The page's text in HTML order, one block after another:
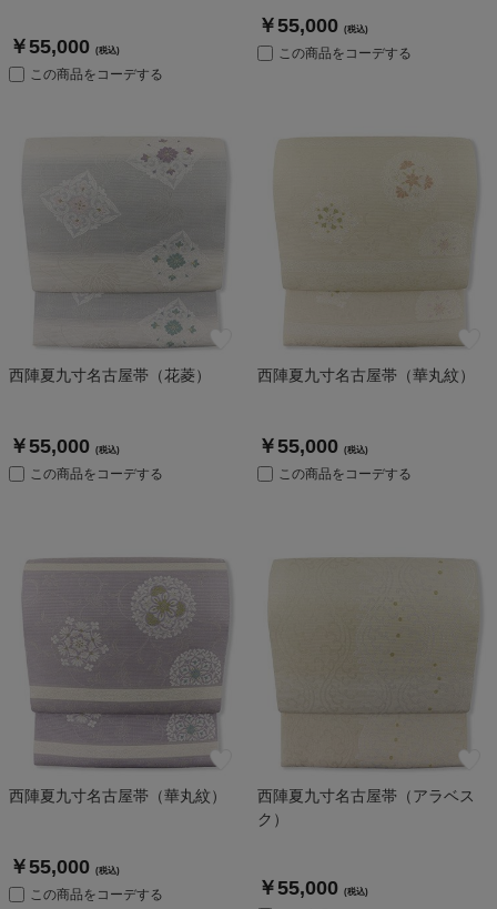
￥55,000 (税込)
この商品をコーデする
￥55,000 (税込)
この商品をコーデする
西陣夏九寸名古屋帯（花菱）
￥55,000 (税込)
この商品をコーデする
西陣夏九寸名古屋帯（華丸紋）
￥55,000 (税込)
この商品をコーデする
西陣夏九寸名古屋帯（華丸紋）
￥55,000 (税込)
この商品をコーデする
西陣夏九寸名古屋帯（アラベス
ク）
￥55,000 (税込)